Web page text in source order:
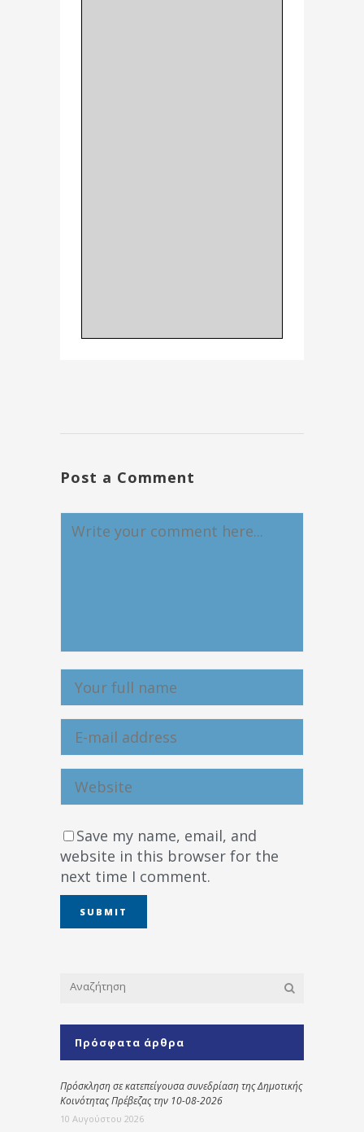
Post a Comment
Save my name, email, and
website in this browser for the
next time I comment.
Πρόσφατα άρθρα
Πρόσκληση σε κατεπείγουσα συνεδρίαση της Δημοτικής
Κοινότητας Πρέβεζας την 10-08-2026
10 Αυγούστου 2026